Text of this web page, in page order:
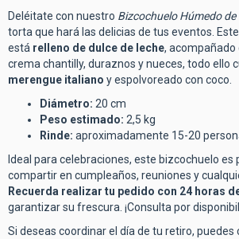
Deléitate con nuestro Bizcochuelo Húmedo de
torta que hará las delicias de tus eventos.
está relleno de dulce de leche,
crema chantilly, duraznos y nueces, todo ello
merengue italiano y espolvoreado con coco.
Diámetro: 20 cm
Peso estimado: 2,5 kg
Rinde: aproximadamente 15-20
Ideal para celebraciones, este bizcochuelo es
compartir en cumpleaños, reuniones y
Recuerda realizar tu pedido con 24 horas
garantizar su frescura. ¡Consulta por
Si deseas coordinar el día de tu retiro, puedes